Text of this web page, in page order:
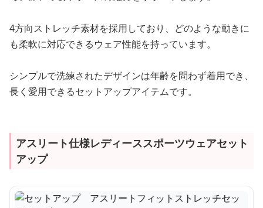
4方向ストレッチ素材を採用しており、どのような動きに
も柔軟に対応できるウェア性能を持っています。
シンプルで洗練されたデザインは年齢を問わず着用でき、
長く愛用できるセットアップアイテムです。
アスリート仕様レディーススポーツウェアセット
アップ